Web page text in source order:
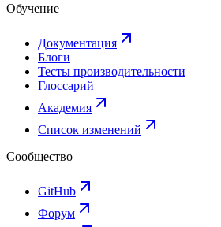
Обучение
Документация
Блоги
Тесты производительности
Глоссарий
Академия
Список изменений
Сообщество
GitHub
Форум